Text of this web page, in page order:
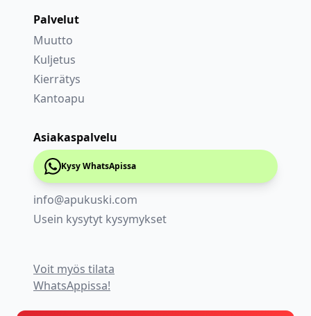
Palvelut
Muutto
Kuljetus
Kierrätys
Kantoapu
Asiakaspalvelu
Kysy WhatsApissa
info@apukuski.com
Usein kysytyt kysymykset
Voit myös tilata
WhatsAppissa!